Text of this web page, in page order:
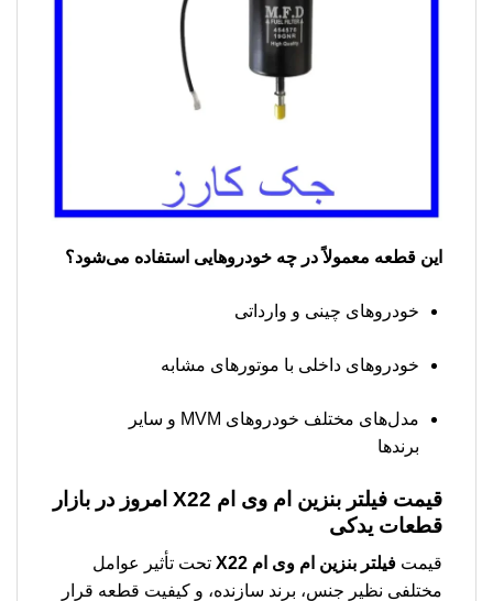
این قطعه معمولاً در چه خودروهایی استفاده می‌شود؟
خودروهای چینی و وارداتی
خودروهای داخلی با موتورهای مشابه
مدل‌های مختلف خودروهای MVM و سایر
برندها
قیمت فیلتر بنزین ام وی ام X22
امروز در بازار
قطعات یدکی
قیمت فیلتر بنزین ام وی ام X22
تحت تأثیر عوامل
مختلفی نظیر جنس، برند سازنده، و کیفیت قطعه قرار